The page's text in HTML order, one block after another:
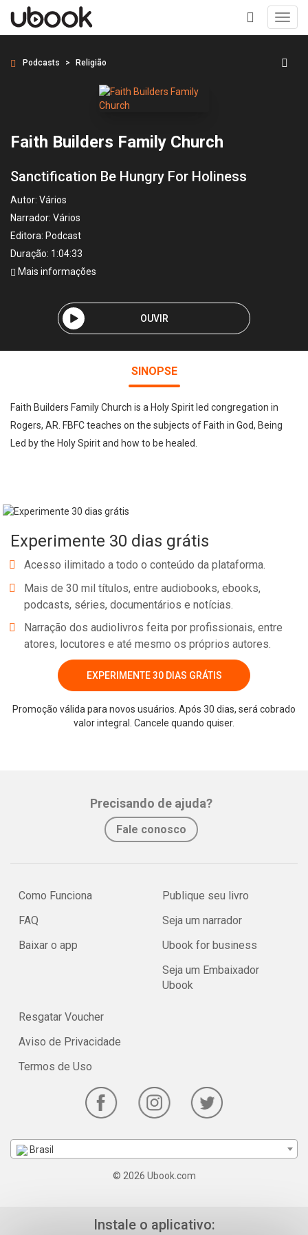
+
Podcasts Religião
Faith Builders Family Church
Sanctification Be Hungry For Holiness
Autor: Vários
Narrador: Vários
Editora: Podcast
Duração: 1:04:33
Mais informações
OUVIR
SINOPSE
Faith Builders Family Church is a Holy Spirit led congregation in
Rogers, AR. FBFC teaches on the subjects of Faith in God, Being
Led by the Holy Spirit and how to be healed.
Experimente 30 dias grátis
Acesso ilimitado a todo o conteúdo da plataforma.
Mais de 30 mil títulos, entre audiobooks, ebooks,
podcasts, séries, documentários e notícias.
Narração dos audiolivros feita por profissionais, entre
atores, locutores e até mesmo os próprios autores.
EXPERIMENTE 30 DIAS GRÁTIS
Promoção válida para novos usuários. Após 30 dias, será cobrado
valor integral. Cancele quando quiser.
Precisando de ajuda?
Fale conosco
Como Funciona
FAQ
Baixar o app
Publique seu livro
Seja um narrador
Ubook for business
Seja um Embaixador
Ubook
Resgatar Voucher
Aviso de Privacidade
Termos de Uso
Brasil
© 2026 Ubook.com
Instale o aplicativo: